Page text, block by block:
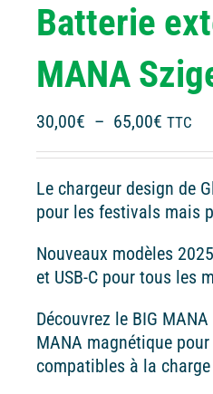
Batterie
MANA
30,00€ – 65,00€ Plage
30,00€
à
TTC
Le chargeur design de
pour les festivals mais
Nouveaux modèles
et USB-C pour tous les
Découvrez le BIG
MANA magnétique
compatibles à la